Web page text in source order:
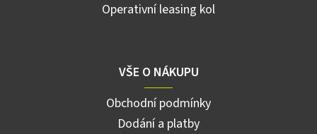
Operativní leasing kol
VŠE O NÁKUPU
Obchodní podmínky
Dodání a platby